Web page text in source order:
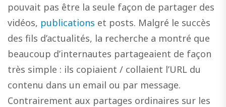
pouvait pas être la seule façon de partager des
vidéos, publications et posts. Malgré le succès
des fils d’actualités, la recherche a montré que
beaucoup d’internautes partageaient de façon
très simple : ils copiaient / collaient l’URL du
contenu dans un email ou par message.
Contrairement aux partages ordinaires sur les